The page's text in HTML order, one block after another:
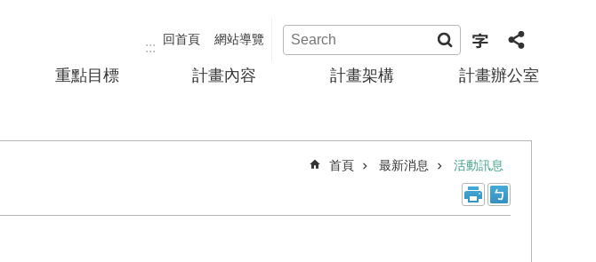
:::
回首頁 網站導覽
重點目標 計畫內容 計畫架構 計畫辦公室
首頁 最新消息 活動訊息